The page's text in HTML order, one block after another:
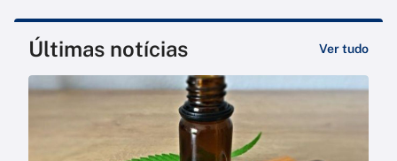
Últimas notícias Ver tudo